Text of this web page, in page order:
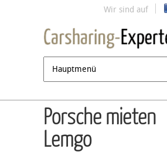
Jump to navigation
Wir sind auf
Porsche mieten
Lemgo